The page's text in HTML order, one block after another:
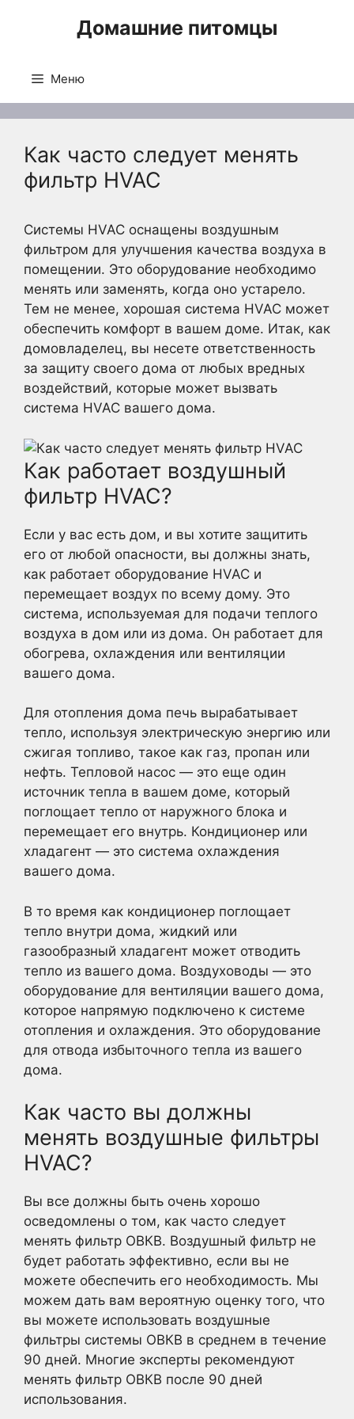
Домашние питомцы
Меню
Как часто следует менять
фильтр HVAC
Системы HVAC оснащены воздушным
фильтром для улучшения качества воздуха в
помещении. Это оборудование необходимо
менять или заменять, когда оно устарело.
Тем не менее, хорошая система HVAC может
обеспечить комфорт в вашем доме. Итак, как
домовладелец, вы несете ответственность
за защиту своего дома от любых вредных
воздействий, которые может вызвать
система HVAC вашего дома.
Как работает воздушный
фильтр HVAC?
Если у вас есть дом, и вы хотите защитить
его от любой опасности, вы должны знать,
как работает оборудование HVAC и
перемещает воздух по всему дому. Это
система, используемая для подачи теплого
воздуха в дом или из дома. Он работает для
обогрева, охлаждения или вентиляции
вашего дома.
Для отопления дома печь вырабатывает
тепло, используя электрическую энергию или
сжигая топливо, такое как газ, пропан или
нефть. Тепловой насос — это еще один
источник тепла в вашем доме, который
поглощает тепло от наружного блока и
перемещает его внутрь. Кондиционер или
хладагент — это система охлаждения
вашего дома.
В то время как кондиционер поглощает
тепло внутри дома, жидкий или
газообразный хладагент может отводить
тепло из вашего дома. Воздуховоды — это
оборудование для вентиляции вашего дома,
которое напрямую подключено к системе
отопления и охлаждения. Это оборудование
для отвода избыточного тепла из вашего
дома.
Как часто вы должны
менять воздушные фильтры
HVAC?
Вы все должны быть очень хорошо
осведомлены о том, как часто следует
менять фильтр ОВКВ. Воздушный фильтр не
будет работать эффективно, если вы не
можете обеспечить его необходимость. Мы
можем дать вам вероятную оценку того, что
вы можете использовать воздушные
фильтры системы ОВКВ в среднем в течение
90 дней. Многие эксперты рекомендуют
менять фильтр ОВКВ после 90 дней
использования.